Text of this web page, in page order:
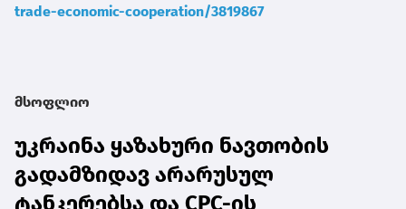
trade-economic-cooperation/3819867
მსოფლიო
უკრაინა ყაზახური ნავთობის
გადამზიდავ არარუსულ
ტანკერებსა და CPC-ის